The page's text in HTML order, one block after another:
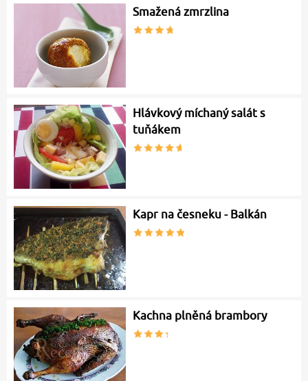
Smažená zmrzlina
Hlávkový míchaný salát s
tuňákem
Kapr na česneku - Balkán
Kachna plněná brambory